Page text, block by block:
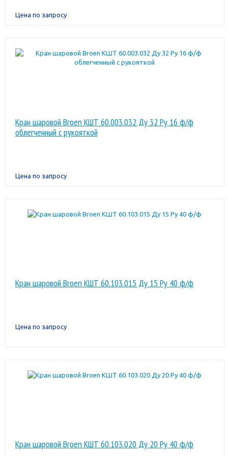
Цена по запросу
Кран шаровой Broen КШТ 60.003.032 Ду 32 Ру 16 ф/ф
облегченный с рукояткой
Цена по запросу
Кран шаровой Broen КШТ 60.103.015 Ду 15 Ру 40 ф/ф
Цена по запросу
Кран шаровой Broen КШТ 60.103.020 Ду 20 Ру 40 ф/ф